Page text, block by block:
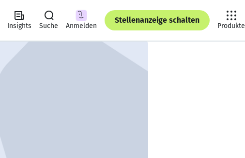
Insights Suche Anmelden
Stellenanzeige schalten
Produkte